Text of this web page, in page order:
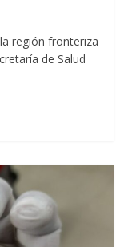
región fronteriza
de Salud